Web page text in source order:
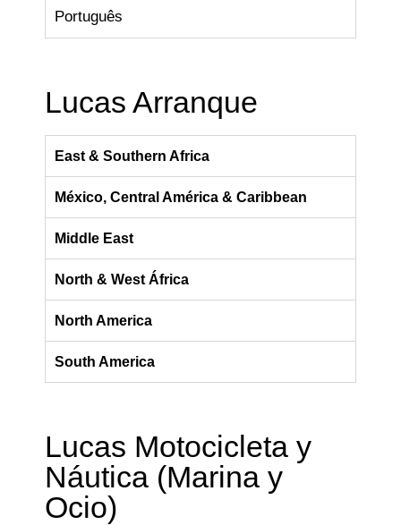
Português
Lucas Arranque
East & Southern Africa
México, Central América & Caribbean
Middle East
North & West África
North America
South America
Lucas Motocicleta y
Náutica (Marina y
Ocio)